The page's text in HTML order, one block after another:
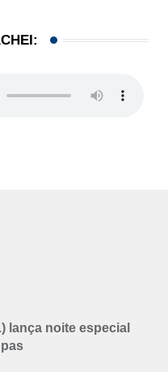
lança noite especial